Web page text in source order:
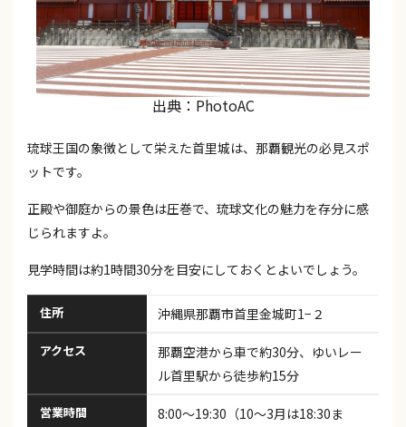
出典：PhotoAC
琉球王国の象徴として栄えた首里城は、那覇観光の必見スポ
ットです。
正殿や御庭からの景色は圧巻で、琉球文化の魅力を存分に感
じられますよ。
見学時間は約1時間30分を目安にしておくとよいでしょう。
住所 沖縄県那覇市首里金城町1−２
アクセス
那覇空港から車で約30分、ゆいレー
ル首里駅から徒歩約15分
営業時間
8:00～19:30（10～3月は18:30ま